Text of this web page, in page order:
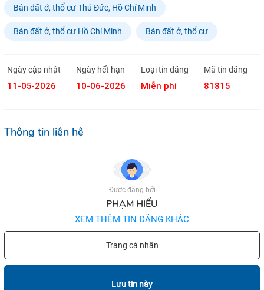
Bán đất ở, thổ cư Thủ Đức, Hồ Chí Minh
Bán đất ở, thổ cư Hồ Chí Minh Bán đất ở, thổ cư
Ngày cập nhật
11-05-2026
Ngày hết hạn
10-06-2026
Loại tin đăng
Miễn phí
Mã tin đăng
81815
Thông tin liên hệ
Được đăng bởi
PHẠM HIẾU
XEM THÊM TIN ĐĂNG KHÁC
Trang cá nhân
Lưu tin này